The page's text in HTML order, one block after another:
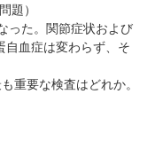
題）
った。関節症状および
自血症は変わらず、そ
重要な検査はどれか。